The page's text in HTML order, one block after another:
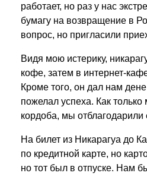
работает, но раз у нас
бумагу на возвращение в
вопрос, но пригласили
Видя мою истерику,
кофе, затем в интернет-
Кроме того, он дал нам
пожелал успеха. Как
кордоба, мы
На билет из Никарагуа до
по кредитной карте, но
но тот был в отпуске. Нам